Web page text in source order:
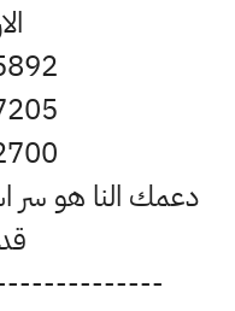
النا هو سر
قدم